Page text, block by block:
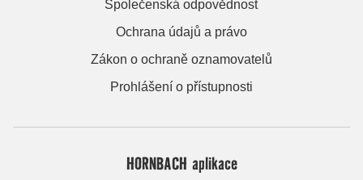
Společenská odpovědnost
Ochrana údajů a právo
Zákon o ochraně oznamovatelů
Prohlášení o přístupnosti
HORNBACH aplikace